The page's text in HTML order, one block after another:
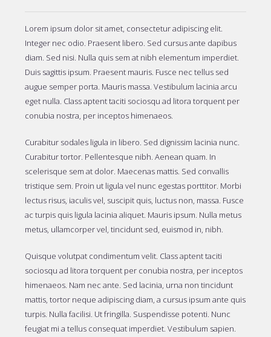
Lorem ipsum dolor sit amet, consectetur adipiscing elit.
Integer nec odio. Praesent libero. Sed cursus ante dapibus
diam. Sed nisi. Nulla quis sem at nibh elementum imperdiet.
Duis sagittis ipsum. Praesent mauris. Fusce nec tellus sed
augue semper porta. Mauris massa. Vestibulum lacinia arcu
eget nulla. Class aptent taciti sociosqu ad litora torquent per
conubia nostra, per inceptos himenaeos.
Curabitur sodales ligula in libero. Sed dignissim lacinia nunc.
Curabitur tortor. Pellentesque nibh. Aenean quam. In
scelerisque sem at dolor. Maecenas mattis. Sed convallis
tristique sem. Proin ut ligula vel nunc egestas porttitor. Morbi
lectus risus, iaculis vel, suscipit quis, luctus non, massa. Fusce
ac turpis quis ligula lacinia aliquet. Mauris ipsum. Nulla metus
metus, ullamcorper vel, tincidunt sed, euismod in, nibh.
Quisque volutpat condimentum velit. Class aptent taciti
sociosqu ad litora torquent per conubia nostra, per inceptos
himenaeos. Nam nec ante. Sed lacinia, urna non tincidunt
mattis, tortor neque adipiscing diam, a cursus ipsum ante quis
turpis. Nulla facilisi. Ut fringilla. Suspendisse potenti. Nunc
feugiat mi a tellus consequat imperdiet. Vestibulum sapien.